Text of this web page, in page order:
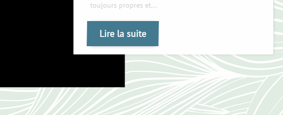
toujours propres et...
Lire la suite